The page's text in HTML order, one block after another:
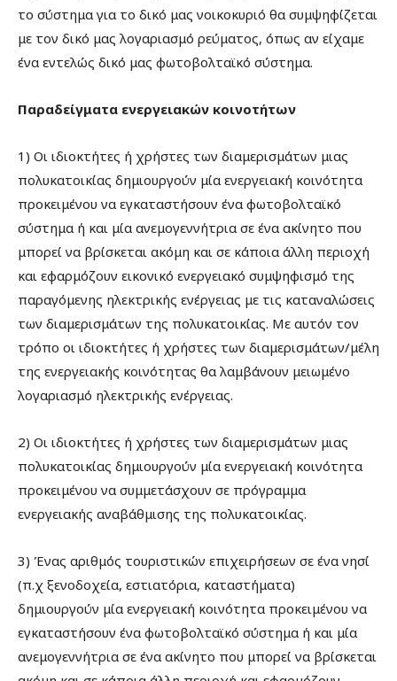
το σύστημα για το δικό μας νοικοκυριό θα συμψηφίζεται
με τον δικό μας λογαριασμό ρεύματος, όπως αν είχαμε
ένα εντελώς δικό μας φωτοβολταϊκό σύστημα.
Παραδείγματα ενεργειακών κοινοτήτων
1) Οι ιδιοκτήτες ή χρήστες των διαμερισμάτων μιας
πολυκατοικίας δημιουργούν μία ενεργειακή κοινότητα
προκειμένου να εγκαταστήσουν ένα φωτοβολταϊκό
σύστημα ή και μία ανεμογεννήτρια σε ένα ακίνητο που
μπορεί να βρίσκεται ακόμη και σε κάποια άλλη περιοχή
και εφαρμόζουν εικονικό ενεργειακό συμψηφισμό της
παραγόμενης ηλεκτρικής ενέργειας με τις καταναλώσεις
των διαμερισμάτων της πολυκατοικίας. Με αυτόν τον
τρόπο οι ιδιοκτήτες ή χρήστες των διαμερισμάτων/μέλη
της ενεργειακής κοινότητας θα λαμβάνουν μειωμένο
λογαριασμό ηλεκτρικής ενέργειας.
2) Οι ιδιοκτήτες ή χρήστες των διαμερισμάτων μιας
πολυκατοικίας δημιουργούν μία ενεργειακή κοινότητα
προκειμένου να συμμετάσχουν σε πρόγραμμα
ενεργειακής αναβάθμισης της πολυκατοικίας.
3) Ένας αριθμός τουριστικών επιχειρήσεων σε ένα νησί
(π.χ ξενοδοχεία, εστιατόρια, καταστήματα)
δημιουργούν μία ενεργειακή κοινότητα προκειμένου να
εγκαταστήσουν ένα φωτοβολταϊκό σύστημα ή και μία
ανεμογεννήτρια σε ένα ακίνητο που μπορεί να βρίσκεται